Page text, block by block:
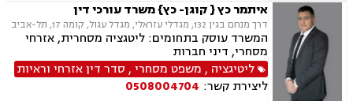
איתמר כץ { קוגן- כץ} משרד עורכי דין
דרך מנחם בגין 132, מגדלי עזראלי, מגדל עגול, קומה 17, תל-אביב
המשרד עוסק בתחומים: ליטגציה מסחרית, אזרחי
מסחרי, דיני חברות
ליטיגציה , משפט מסחרי, סדר דין אזרחי וראיות
ליצירת קשר: 0508004704